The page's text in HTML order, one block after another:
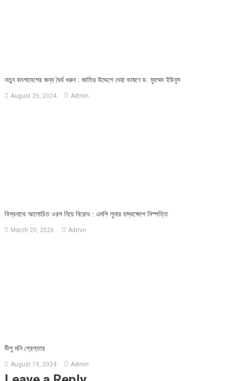
নতুন বাংলাদেশের জন্য ধৈর্য ধরুন : জাতির উদ্দেশে দেয়া ভাষণে ড. মুহম্মদ ইউনূস
August 26, 2024 Admin
বিশ্বনাথে আলোচিত ওরস নিয়ে বিরোধ : এমপি লুনার হস্থক্ষেপে নিস্পত্তি
March 25, 2026 Admin
দীপু মনি গ্রেপ্তার
August 19, 2024 Admin